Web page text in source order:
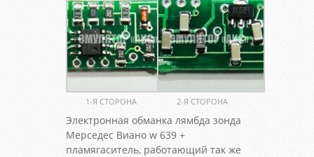
1-Я СТОРОНА 2-Я СТОРОНА
Электронная обманка лямбда зонда
Мерседес Виано w 639 +
пламягаситель, работающий так же